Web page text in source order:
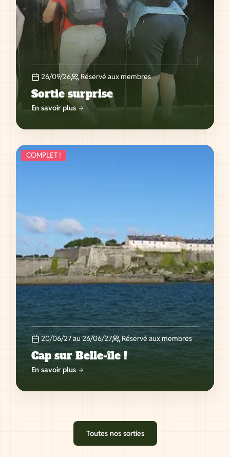
26/09/26 Réservé aux membres
Sortie surprise
En savoir plus
COMPLET !
20/06/27 au 26/06/27 Réservé aux membres
Cap sur Belle-île !
En savoir plus
Toutes nos sorties